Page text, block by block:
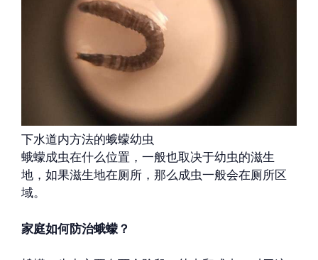
下水道内方法的蛾蠓幼虫
蛾蠓成虫在什么位置，一般也取决于幼虫的滋生
地，如果滋生地在厕所，那么成虫一般会在厕所区
域。
家庭如何防治蛾蠓？